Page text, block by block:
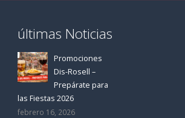
últimas Noticias
Promociones
Dis-Rosell –
Prepárate para
las Fiestas 2026
febrero 16, 2026